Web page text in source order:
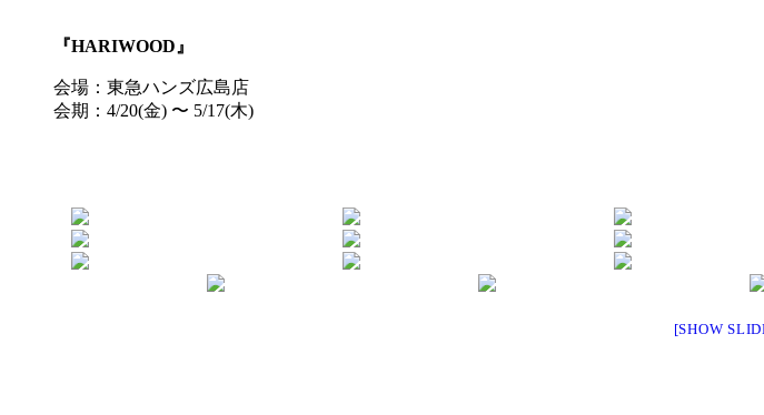
『HARIWOOD』
会場：東急ハンズ広島店
会期：4/20(金) 〜 5/17(木)
[SHOW